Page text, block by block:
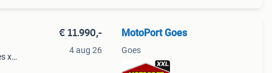
xxl
€ 11.990,-
4 aug 26
MotoPort Goes
Goes